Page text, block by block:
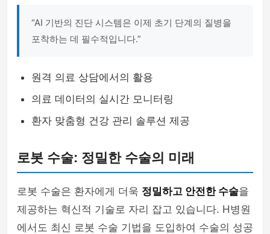
“AI 기반의 진단 시스템은 이제 초기 단계의 질병을
포착하는 데 필수적입니다.”
원격 의료 상담에서의 활용
의료 데이터의 실시간 모니터링
환자 맞춤형 건강 관리 솔루션 제공
로봇 수술: 정밀한 수술의 미래
로봇 수술은 환자에게 더욱 정밀하고 안전한 수술을
제공하는 혁신적 기술로 자리 잡고 있습니다. H병원
에서도 최신 로봇 수술 기법을 도입하여 수술의 성공